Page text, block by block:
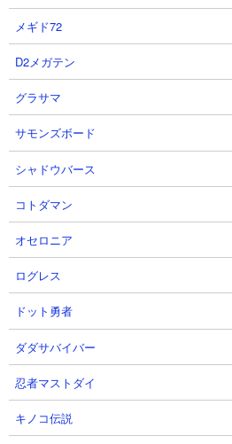
■ 出現する敵一覧
■ 注意すべき敵
真レジェンドブンブン（強化倍率
メギド72
D2メガテン
グラサマ
サモンズボード
シャドウバース
コトダマン
オセロニア
ログレス
ドット勇者
ダダサバイバー
忍者マストダイ
キノコ伝説